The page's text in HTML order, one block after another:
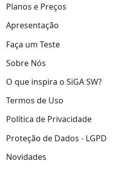
Planos e Preços
Apresentação
Faça um Teste
Sobre Nós
O que inspira o SiGA SW?
Termos de Uso
Política de Privacidade
Proteção de Dados - LGPD
Novidades